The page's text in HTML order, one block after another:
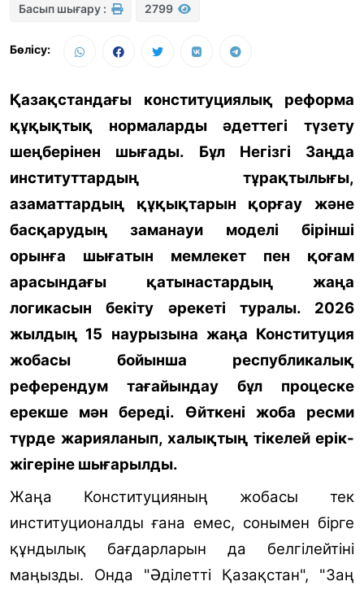
Басып шығару : 2799
Бөлісу:
Қазақстандағы конституциялық реформа
құқықтық нормаларды әдеттегі түзету
шеңберінен шығады. Бұл Негізгі Заңда
институттардың тұрақтылығы,
азаматтардың құқықтарын қорғау және
басқарудың заманауи моделі бірінші
орынға шығатын мемлекет пен қоғам
арасындағы қатынастардың жаңа
логикасын бекіту әрекеті туралы. 2026
жылдың 15 наурызына жаңа Конституция
жобасы бойынша республикалық
референдум тағайындау бұл процеске
ерекше мән береді. Өйткені жоба ресми
түрде жарияланып, халықтың тікелей ерік-
жігеріне шығарылды.
Жаңа Конституцияның жобасы тек
институционалды ғана емес, сонымен бірге
құндылық бағдарларын да белгілейтіні
маңызды. Онда "Әділетті Қазақстан", "Заң